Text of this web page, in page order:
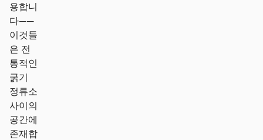
용합니
다——
이것들
은 전
통적인
굵기
정류소
사이의
공간에
존재합